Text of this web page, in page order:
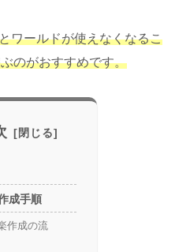
ワールドが使えなくなるこ
のがおすすめです。
成手順
作成の流